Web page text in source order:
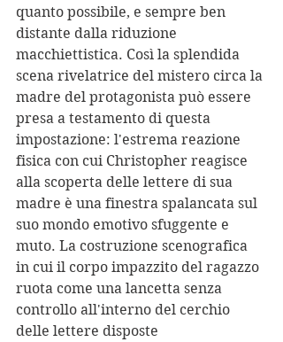
quanto possibile, e sempre ben
distante dalla riduzione
macchiettistica. Così la splendida
scena rivelatrice del mistero circa la
madre del protagonista può essere
presa a testamento di questa
impostazione: l'estrema reazione
fisica con cui Christopher reagisce
alla scoperta delle lettere di sua
madre è una finestra spalancata sul
suo mondo emotivo sfuggente e
muto. La costruzione scenografica
in cui il corpo impazzito del ragazzo
ruota come una lancetta senza
controllo all'interno del cerchio
delle lettere disposte